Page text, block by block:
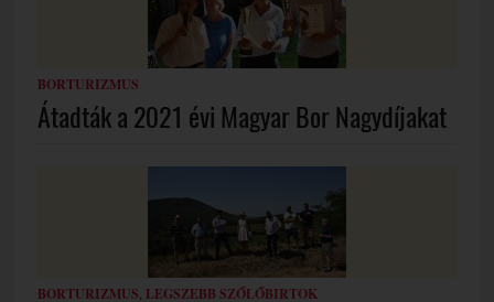
BORTURIZMUS
Átadták a 2021 évi Magyar Bor Nagydíjakat
BORTURIZMUS LEGSZEBB SZŐLŐBIRTOK